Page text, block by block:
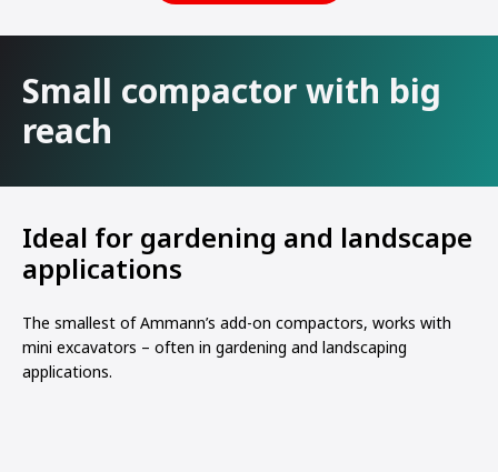
Small compactor with big
reach
Ideal for gardening and landscape
applications
The smallest of Ammann’s add-on compactors, works with
mini excavators – often in gardening and landscaping
applications.